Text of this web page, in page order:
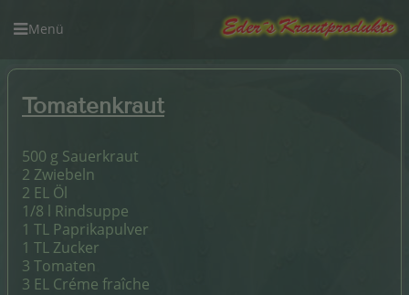
Tomatenkraut
500 g Sauerkraut
2 Zwiebeln
2 EL Öl
1/8 l Rindsuppe
1 TL Paprikapulver
1 TL Zucker
3 Tomaten
3 EL Créme fraîche